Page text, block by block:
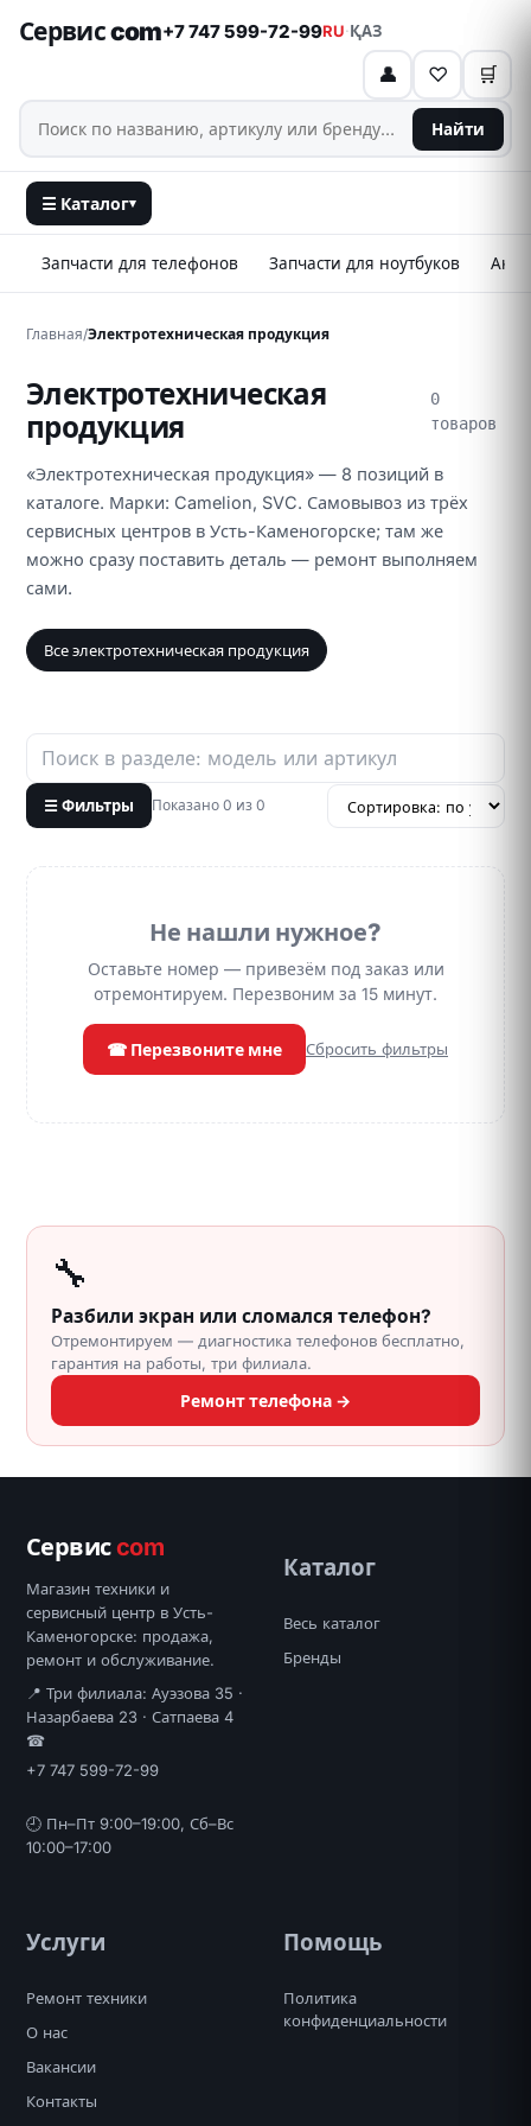
Сервис com
Найти
+7 747 599-72-99RU·ҚАЗ
👤 ♡ 🛒
☰ Каталог▾
Запчасти для телефонов Запчасти для ноутбуков
Главная/Электротехническая продукция
Электротехническая
продукция
0
товаров
«Электротехническая продукция» — 8 позиций в
каталоге. Марки: Camelion, SVC. Самовывоз из трёх
сервисных центров в Усть-Каменогорске; там же
можно сразу поставить деталь — ремонт выполняем
сами.
Все электротехническая продукция
☰ Фильтры Показано 0 из 0
Не нашли нужное?
Оставьте номер — привезём под заказ или
отремонтируем. Перезвоним за 15 минут.
☎ Перезвоните мне Сбросить фильтры
🔧
Разбили экран или сломался телефон?
Отремонтируем — диагностика телефонов бесплатно,
гарантия на работы, три филиала.
Ремонт телефона →
Сервисcom
Магазин техники и
сервисный центр в Усть-
Каменогорске: продажа,
ремонт и обслуживание.
📍 Три филиала: Ауэзова 35 ·
Назарбаева 23 · Сатпаева 4
☎
+7 747 599-72-99
🕘 Пн–Пт 9:00–19:00, Сб–Вс
10:00–17:00
Каталог
Весь каталог
Бренды
Услуги
Ремонт техники
О нас
Вакансии
Контакты
Помощь
Политика
конфиденциальности